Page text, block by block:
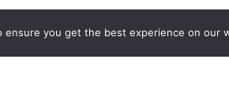
ensure you get the best experience on